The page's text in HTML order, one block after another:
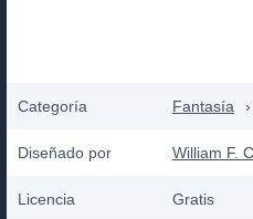
Categoría Fantasía ›
Diseñado por William F.
Licencia Gratis